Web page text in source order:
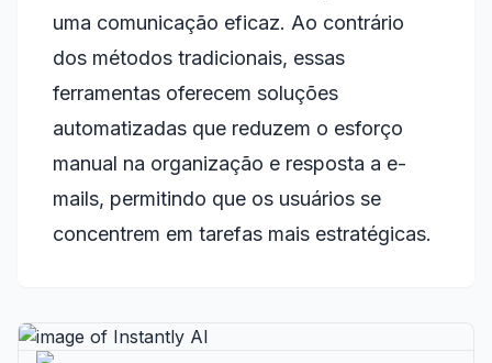
uma comunicação eficaz. Ao contrário
dos métodos tradicionais, essas
ferramentas oferecem soluções
automatizadas que reduzem o esforço
manual na organização e resposta a e-
mails, permitindo que os usuários se
concentrem em tarefas mais estratégicas.